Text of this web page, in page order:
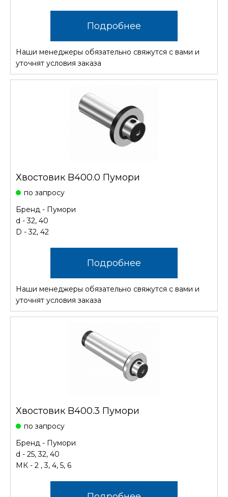
Подробнее
Наши менеджеры обязательно свяжутся с вами и
уточнят условия заказа
Хвостовик B400.0 Пумори
по запросу
Бренд - Пумори
d - 32, 40
D - 32, 42
Подробнее
Наши менеджеры обязательно свяжутся с вами и
уточнят условия заказа
Хвостовик B400.3 Пумори
по запросу
Бренд - Пумори
d - 25, 32, 40
МК - 2 , 3, 4, 5, 6